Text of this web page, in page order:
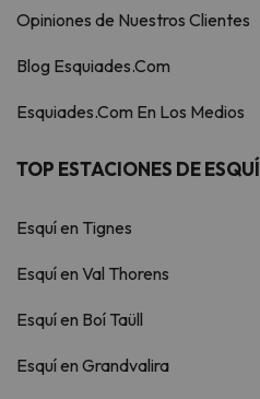
Opiniones de Nuestros Clientes
Blog Esquiades.Com
Esquiades.Com En Los Medios
TOP ESTACIONES DE ESQUÍ
Esquí en Tignes
Esquí en Val Thorens
Esquí en Boí Taüll
Esquí en Grandvalira